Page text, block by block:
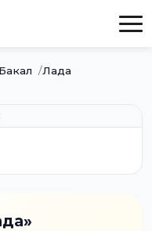
Бакал Лада